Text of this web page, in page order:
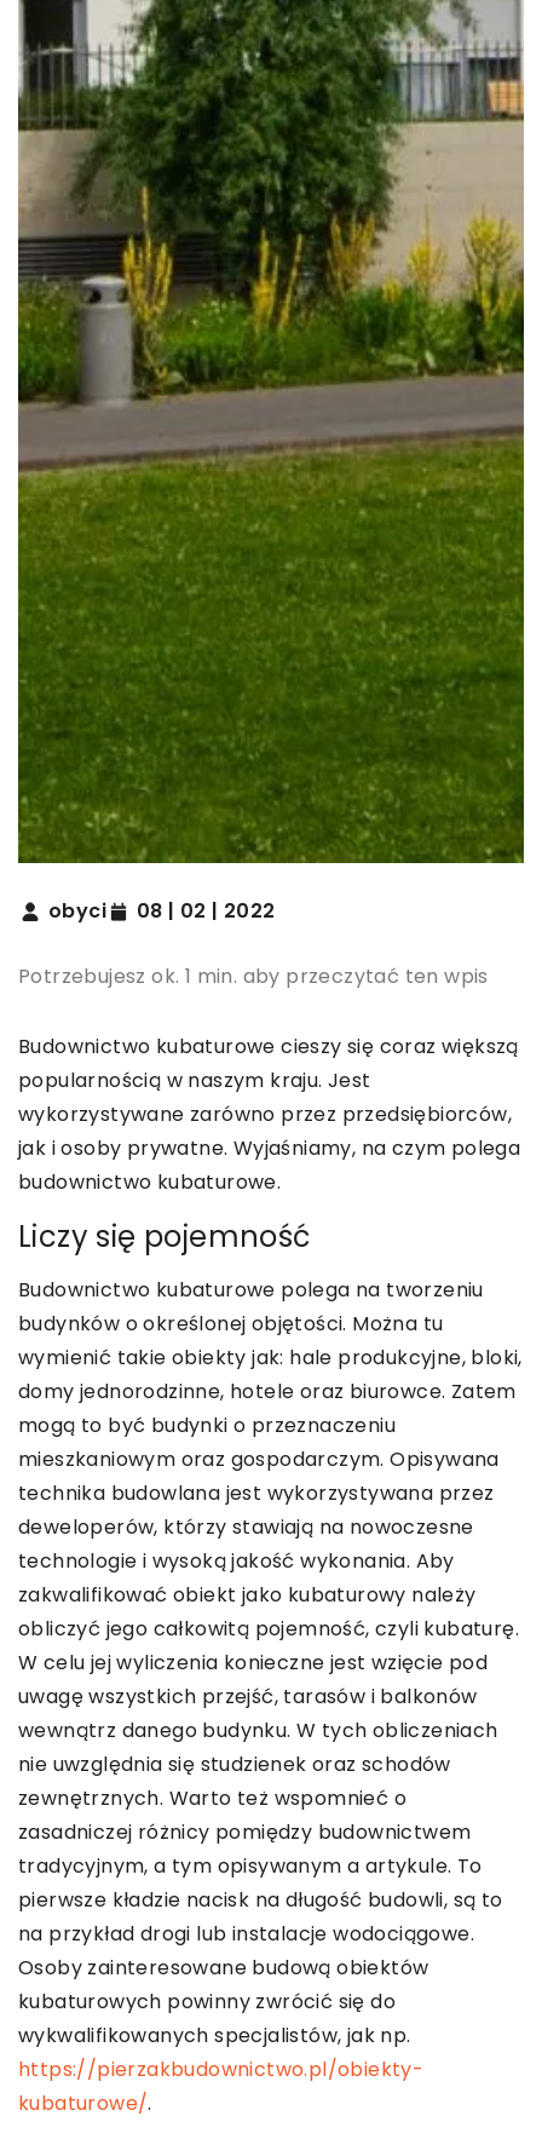
obyci 08 | 02 | 2022
Potrzebujesz ok. 1 min. aby przeczytać ten wpis
Budownictwo kubaturowe cieszy się coraz większą
popularnością w naszym kraju. Jest
wykorzystywane zarówno przez przedsiębiorców,
jak i osoby prywatne. Wyjaśniamy, na czym polega
budownictwo kubaturowe.
Liczy się pojemność
Budownictwo kubaturowe polega na tworzeniu
budynków o określonej objętości. Można tu
wymienić takie obiekty jak: hale produkcyjne, bloki,
domy jednorodzinne, hotele oraz biurowce. Zatem
mogą to być budynki o przeznaczeniu
mieszkaniowym oraz gospodarczym. Opisywana
technika budowlana jest wykorzystywana przez
deweloperów, którzy stawiają na nowoczesne
technologie i wysoką jakość wykonania. Aby
zakwalifikować obiekt jako kubaturowy należy
obliczyć jego całkowitą pojemność, czyli kubaturę.
W celu jej wyliczenia konieczne jest wzięcie pod
uwagę wszystkich przejść, tarasów i balkonów
wewnątrz danego budynku. W tych obliczeniach
nie uwzględnia się studzienek oraz schodów
zewnętrznych. Warto też wspomnieć o
zasadniczej różnicy pomiędzy budownictwem
tradycyjnym, a tym opisywanym a artykule. To
pierwsze kładzie nacisk na długość budowli, są to
na przykład drogi lub instalacje wodociągowe.
Osoby zainteresowane budową obiektów
kubaturowych powinny zwrócić się do
wykwalifikowanych specjalistów, jak np.
https://pierzakbudownictwo.pl/obiekty-
kubaturowe/.